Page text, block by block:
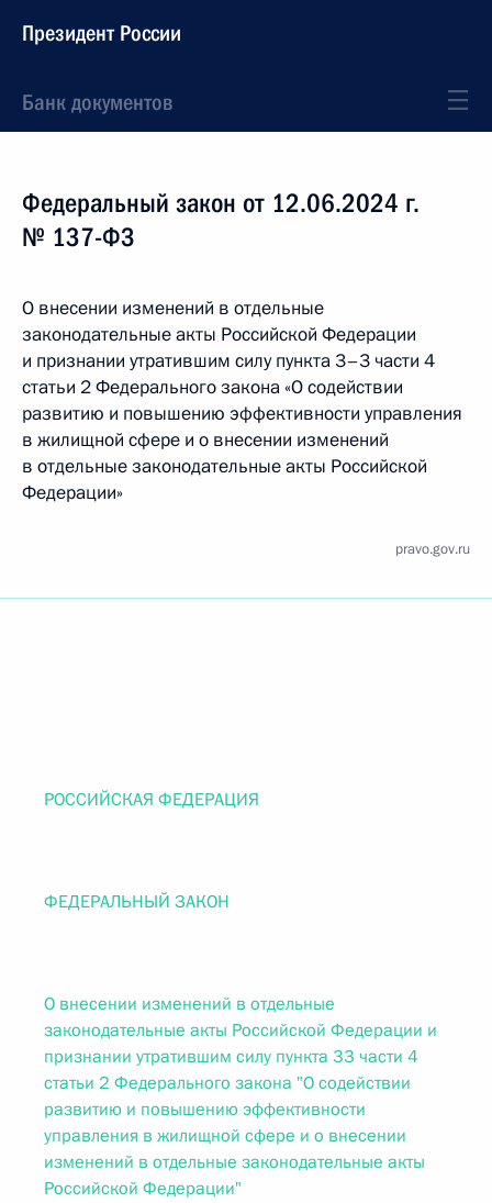
Президент России
Банк документов
Федеральный закон от 12.06.2024 г.
№ 137-ФЗ
О внесении изменений в отдельные
законодательные акты Российской Федерации
и признании утратившим силу пункта 3–3 части 4
статьи 2 Федерального закона «О содействии
развитию и повышению эффективности управления
в жилищной сфере и о внесении изменений
в отдельные законодательные акты Российской
Федерации»
pravo.gov.ru
РОССИЙСКАЯ ФЕДЕРАЦИЯ
ФЕДЕРАЛЬНЫЙ ЗАКОН
О внесении изменений в отдельные
законодательные акты Российской Федерации и
признании утратившим силу пункта 33 части 4
статьи 2 Федерального закона "О содействии
развитию и повышению эффективности
управления в жилищной сфере и о внесении
изменений в отдельные законодательные акты
Российской Федерации"